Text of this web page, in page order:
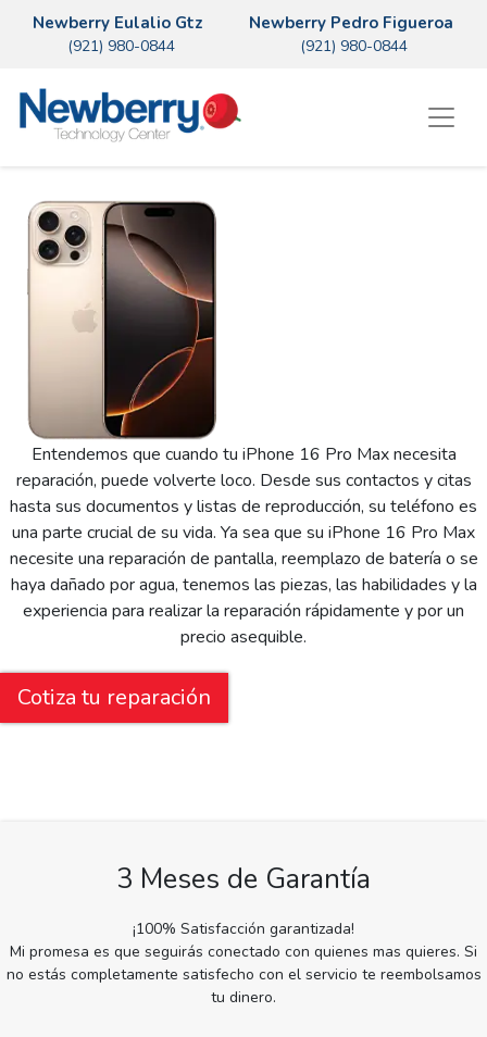
Newberry Eulalio Gtz
(921) 980-0844
Newberry Pedro Figueroa
(921) 980-0844
Entendemos que cuando tu iPhone 16 Pro Max necesita
reparación, puede volverte loco. Desde sus contactos y citas
hasta sus documentos y listas de reproducción, su teléfono es
una parte crucial de su vida. Ya sea que su iPhone 16 Pro Max
necesite una reparación de pantalla, reemplazo de batería o se
haya dañado por agua, tenemos las piezas, las habilidades y la
experiencia para realizar la reparación rápidamente y por un
precio asequible.
Cotiza tu reparación
3 Meses de Garantía
¡100% Satisfacción garantizada!
Mi promesa es que seguirás conectado con quienes mas quieres. Si
no estás completamente satisfecho con el servicio te reembolsamos
tu dinero.